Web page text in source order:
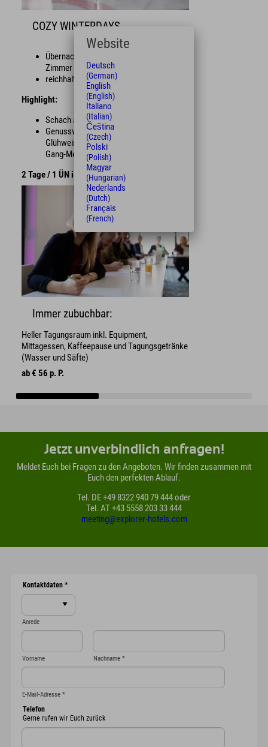
COZY WINTERDAYS
Übernachtung im modernen Design-
Zimmer
reichhaltiges Frühstücksbuffet
Highlight:
Schach auf dem Eis – Curling-Workshop
Genussvoller Abend mit Käsefondue,
Glühwein im Fackelschein sowie Drei-
Gang-Menü
2 Tage / 1 ÜN im EZ ab € 169 p. P.
Immer zubuchbar:
Heller Tagungsraum inkl. Equipment,
Mittagessen, Kaffeepause und Tagungsgetränke
(Wasser und Säfte)
ab € 56 p. P.
Jetzt unverbindlich anfragen!
Meldet Euch bei Fragen zu den Angeboten. Wir finden zusammen mit
Euch den perfekten Ablauf.
Tel. DE +49 8322 940 79 444 oder
Tel. AT +43 5558 203 33 444
meeting@explorer-hotels.com
Kontaktdaten *
Anrede
Vorname Nachname *
E-Mail-Adresse *
Telefon
Gerne rufen wir Euch zurück
Website
Deutsch
(German)
English
(English)
Italiano
(Italian)
Čeština
(Czech)
Polski
(Polish)
Magyar
(Hungarian)
Nederlands
(Dutch)
Français
(French)